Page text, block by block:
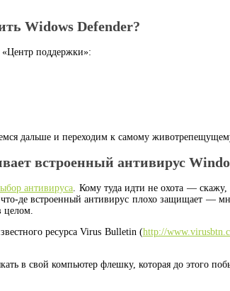
Widows Defender?
поддержки»:
дальше и переходим к самому
встроенный антивирус
антивируса. Кому туда идти не охота —
де встроенный антивирус плохо защищает —
целом.
ресурса Virus Bulletin (http://
в свой компьютер флешку, которая до этого